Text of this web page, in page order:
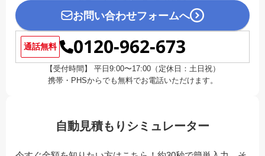
お問い合わせフォームへ
通話無料 0120-962-673
【受付時間】 平日9:00〜17:00（定休日：土日祝）
携帯・PHSからでも無料でお電話いただけます。
自動見積もりシミュレーター